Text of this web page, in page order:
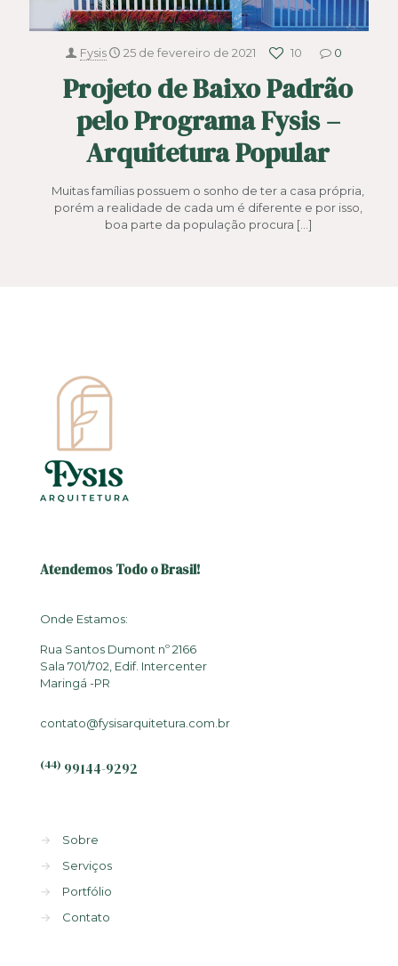
Fysis 25 de fevereiro de 2021 10 0
Projeto de Baixo Padrão
pelo Programa Fysis –
Arquitetura Popular
Muitas famílias possuem o sonho de ter a casa própria,
porém a realidade de cada um é diferente e por isso,
boa parte da população procura […]
Atendemos Todo o Brasil!
Onde Estamos:
Rua Santos Dumont nº 2166
Sala 701/702, Edif. Intercenter
Maringá -PR
contato@fysisarquitetura.com.br
(44) 99144-9292
→
Sobre
→
Serviços
→
Portfólio
→
Contato